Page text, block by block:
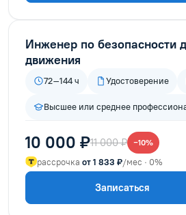
Инженер по безопасности
движения
72–144 ч Удостоверение
Высшее или среднее
10 000 ₽11 000 ₽ −10%
рассрочка от 1 833 ₽/мес · 0%
Записаться